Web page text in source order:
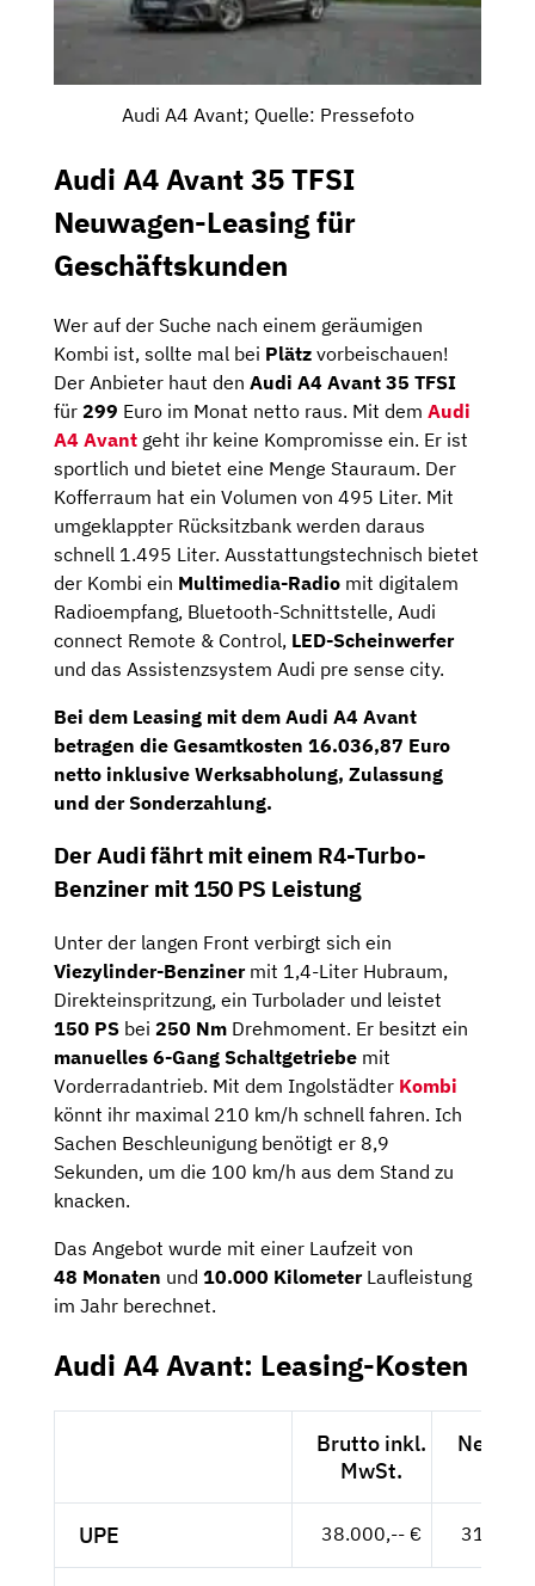
Audi A4 Avant; Quelle: Pressefoto
Audi A4 Avant 35 TFSI
Neuwagen-Leasing für
Geschäftskunden
Wer auf der Suche nach einem geräumigen
Kombi ist, sollte mal bei Plätz vorbeischauen!
Der Anbieter haut den Audi A4 Avant 35 TFSI
für 299 Euro im Monat netto raus. Mit dem Audi
A4 Avant geht ihr keine Kompromisse ein. Er ist
sportlich und bietet eine Menge Stauraum. Der
Kofferraum hat ein Volumen von 495 Liter. Mit
umgeklappter Rücksitzbank werden daraus
schnell 1.495 Liter. Ausstattungstechnisch bietet
der Kombi ein Multimedia-Radio mit digitalem
Radioempfang, Bluetooth-Schnittstelle, Audi
connect Remote & Control, LED-Scheinwerfer
und das Assistenzsystem Audi pre ­sense city.
Bei dem Leasing mit dem Audi A4 Avant
betragen die Gesamtkosten 16.036,87 Euro
netto inklusive Werksabholung, Zulassung
und der Sonderzahlung.
Der Audi fährt mit einem R4-Turbo-
Benziner mit 150 PS Leistung
Unter der langen Front verbirgt sich ein
Viezylinder-Benzinermit 1,4-Liter Hubraum,
Direkteinspritzung, ein Turbolader und leistet
150 PS bei 250 Nm Drehmoment. Er besitzt ein
manuelles 6-Gang Schaltgetriebe mit
Vorderradantrieb. Mit dem Ingolstädter Kombi
könnt ihr maximal 210 km/h schnell fahren. Ich
Sachen Beschleunigung benötigt er 8,9
Sekunden, um die 100 km/h aus dem Stand zu
knacken.
Das Angebot wurde mit einer Laufzeit von
48 Monaten und 10.000 KilometerLaufleistung
im Jahr berechnet.
Audi A4 Avant: Leasing-Kosten
Brutto inkl.
MwSt.
Netto
UPE 38.000,-- €